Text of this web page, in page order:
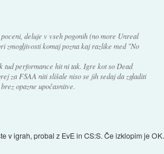
deluje v vseh pogonih (no more Unreal
zmogljivosti komaj pozna kaj razlike med "No
tud performance hit ni tak. Igre kot so Dead
za FSAA niti slišale niso se jih sedaj da zgladiti
opazne upočasnitve.
v igrah, probal z EvE in CS:S. Če izklopim je OK.